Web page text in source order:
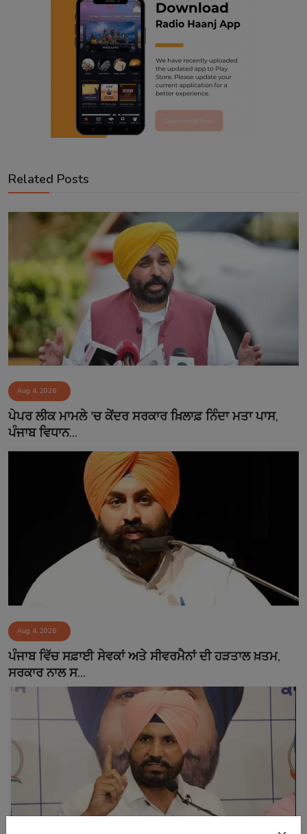
Related Posts
Aug 4, 2026
ਪੇਪਰ ਲੀਕ ਮਾਮਲੇ 'ਚ ਕੇਂਦਰ ਸਰਕਾਰ ਖ਼ਿਲਾਫ਼ ਨਿੰਦਾ ਮਤਾ ਪਾਸ,
ਪੰਜਾਬ ਵਿਧਾਨ...
Aug 4, 2026
ਪੰਜਾਬ ਵਿੱਚ ਸਫ਼ਾਈ ਸੇਵਕਾਂ ਅਤੇ ਸੀਵਰਮੈਨਾਂ ਦੀ ਹੜਤਾਲ ਖ਼ਤਮ,
ਸਰਕਾਰ ਨਾਲ ਸ...